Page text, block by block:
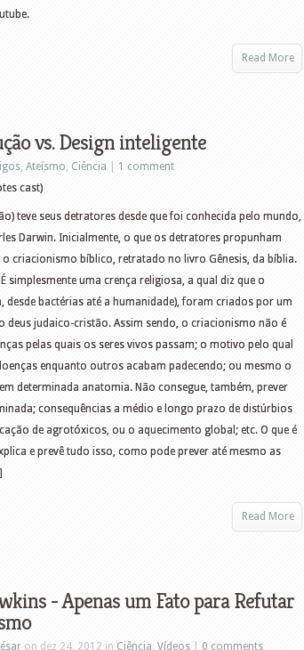
Read More
vs. Design inteligente
, Ateísmo, Ciência
1 comment
cast)
teve seus detratores desde que foi conhecida pelo mundo,
Darwin. Inicialmente, o que os detratores propunham
criacionismo bíblico, retratado no livro Gênesis, da bíblia.
uma crença religiosa, a qual diz que o
bactérias até a humanidade), foram criados por um
deus judaico-cristão. Assim sendo, o criacionismo não é
pelas quais os seres vivos passam; o motivo pelo qual
enquanto outros acabam padecendo; ou mesmo o
determinada anatomia. Não consegue, também, prever
consequências a médio e longo prazo de distúrbios
de agrotóxicos, ou o aquecimento global; etc. O que é
e prevê tudo isso, como pode prever até mesmo as
Read More
- Apenas um Fato para Refutar
on dez 24, 2012 in Ciência, Vídeos 0 comments